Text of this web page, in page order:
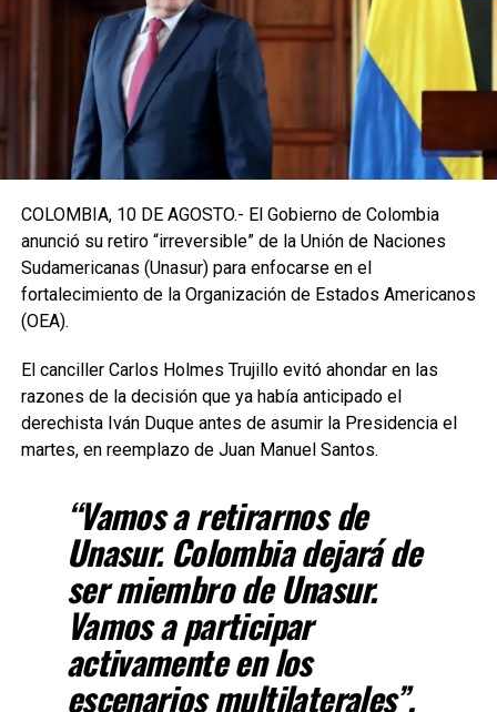
COLOMBIA, 10 DE AGOSTO.- El Gobierno de Colombia
anunció su retiro “irreversible” de la Unión de Naciones
Sudamericanas (Unasur) para enfocarse en el
fortalecimiento de la Organización de Estados Americanos
(OEA).
El canciller Carlos Holmes Trujillo evitó ahondar en las
razones de la decisión que ya había anticipado el
derechista Iván Duque antes de asumir la Presidencia el
martes, en reemplazo de Juan Manuel Santos.
“Vamos a retirarnos de
Unasur. Colombia dejará de
ser miembro de Unasur.
Vamos a participar
activamente en los
escenarios multilaterales”,